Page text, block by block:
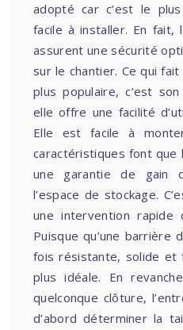
adopté car c’est le
facile à installer. En fait,
assurent une sécurité
sur le chantier. Ce qui
plus populaire, c’est
elle offre une facilité
Elle est facile à
caractéristiques font que
une garantie de gain
l’espace de stockage.
une intervention
Puisque qu’une
fois résistante, solide
plus idéale. En
quelconque clôture,
d’abord déterminer la